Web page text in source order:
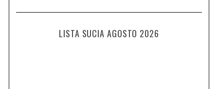
LISTA SUCIA AGOSTO 2026